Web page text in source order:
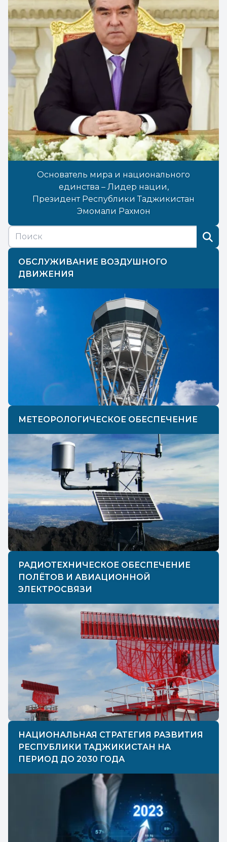
Основатель мира и национального
единства – Лидер нации,
Президент Республики Таджикистан
Эмомали Рахмон
ОБСЛУЖИВАНИЕ ВОЗДУШНОГО
ДВИЖЕНИЯ
МЕТЕОРОЛОГИЧЕСКОЕ ОБЕСПЕЧЕНИЕ
РАДИОТЕХНИЧЕСКОЕ ОБЕСПЕЧЕНИЕ
ПОЛЁТОВ И АВИАЦИОННОЙ
ЭЛЕКТРОСВЯЗИ
НАЦИОНАЛЬНАЯ СТРАТЕГИЯ РАЗВИТИЯ
РЕСПУБЛИКИ ТАДЖИКИСТАН НА
ПЕРИОД ДО 2030 ГОДА